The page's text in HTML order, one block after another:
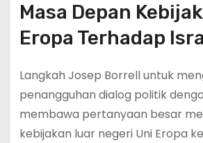
Masa Depan
Eropa Terhadap
Langkah Josep Borrell untuk
penangguhan dialog politik
membawa pertanyaan besar
kebijakan luar negeri Uni Eropa